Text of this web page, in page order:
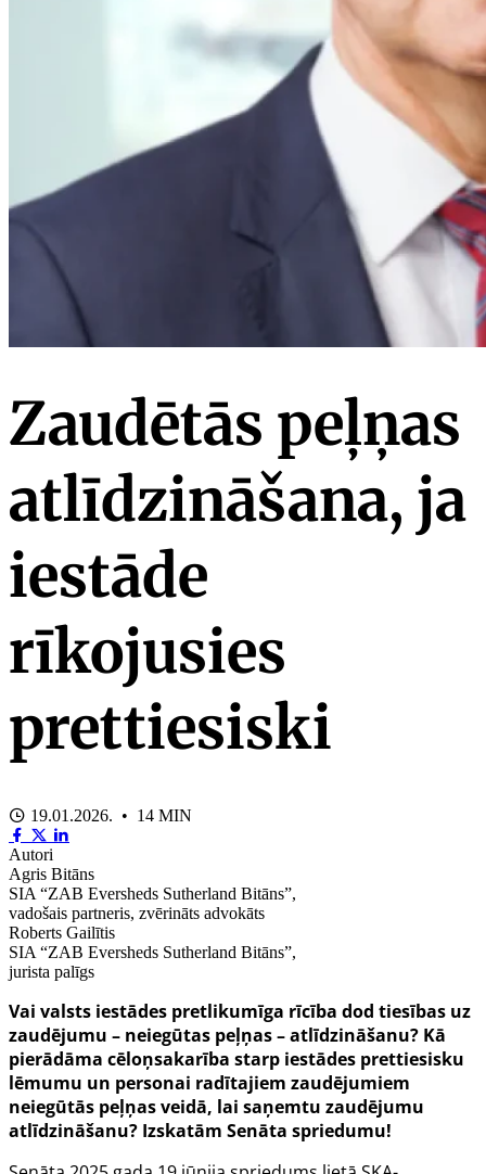
Zaudētās peļņas
atlīdzināšana, ja
iestāde
rīkojusies
prettiesiski
19.01.2026. • 14 MIN
Autori
Agris Bitāns
SIA “ZAB Eversheds Sutherland Bitāns”,
vadošais partneris, zvērināts advokāts
Roberts Gailītis
SIA “ZAB Eversheds Sutherland Bitāns”,
jurista palīgs
Vai valsts iestādes pretlikumīga rīcība dod tiesības uz
zaudējumu – neiegūtas peļņas – atlīdzināšanu? Kā
pierādāma cēloņsakarība starp iestādes prettiesisku
lēmumu un personai radītajiem zaudējumiem
neiegūtās peļņas veidā, lai saņemtu zaudējumu
atlīdzināšanu? Izskatām Senāta spriedumu!